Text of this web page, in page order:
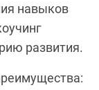
навыков
развития.